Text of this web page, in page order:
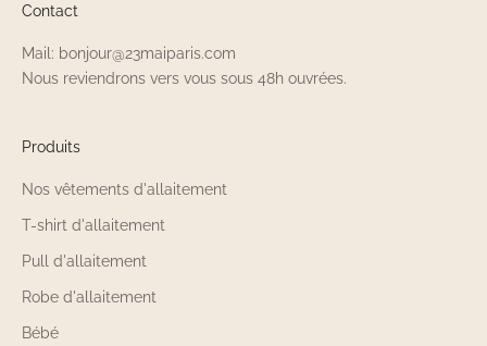
Contact
Mail: bonjour@23maiparis.com
Nous reviendrons vers vous sous 48h ouvrées.
Produits
Nos vêtements d'allaitement
T-shirt d'allaitement
Pull d'allaitement
Robe d'allaitement
Bébé